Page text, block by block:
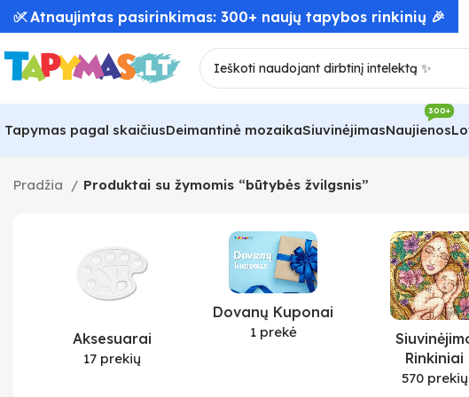
Tapymas pagal skaičiusDeimantinė mozaikaSiuvinėjimasNaujienos
300+
Pradžia Produktai su žymomis “būtybės žvilgsnis”
Aksesuarai
17 prekių
Dovanų Kuponai
1 prekė
Rinkiniai
570 prekių
✅ Atnaujintas pasirinkimas: 300+ naujų tapybos rinkinių 🎉